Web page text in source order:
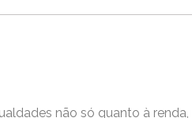
não só quanto à